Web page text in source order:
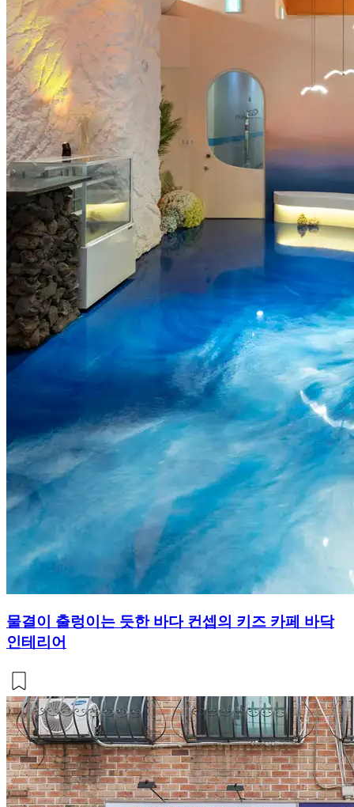
물결이 출렁이는 듯한 바다 컨셉의 키즈 카페 바닥
인테리어